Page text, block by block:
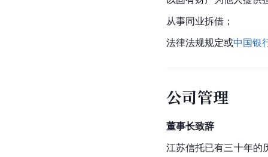
从事同业拆借；
法律法规规定或中国银
公司管理
董事长致辞
江苏信托已有三十年的